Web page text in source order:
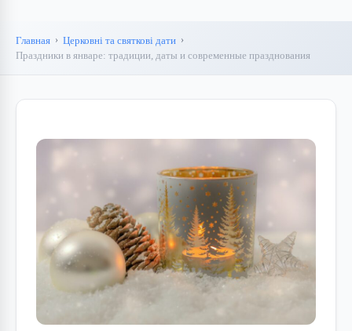
Главная
Церковні та святкові дати
Праздники в январе: традиции, даты и современные празднования